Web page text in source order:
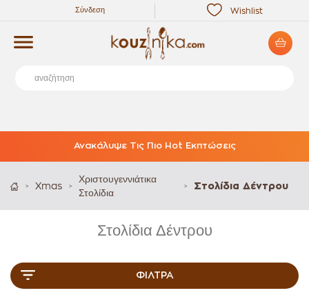
Wishlist
Σύνδεση
Ανακάλυψε Τις Πιο Hot Εκπτώσεις
> Xmas >
Χριστουγεννιάτικα
Στολίδια
> Στολίδια Δέντρου
Στολίδια Δέντρου
ΦΊΛΤΡΑ